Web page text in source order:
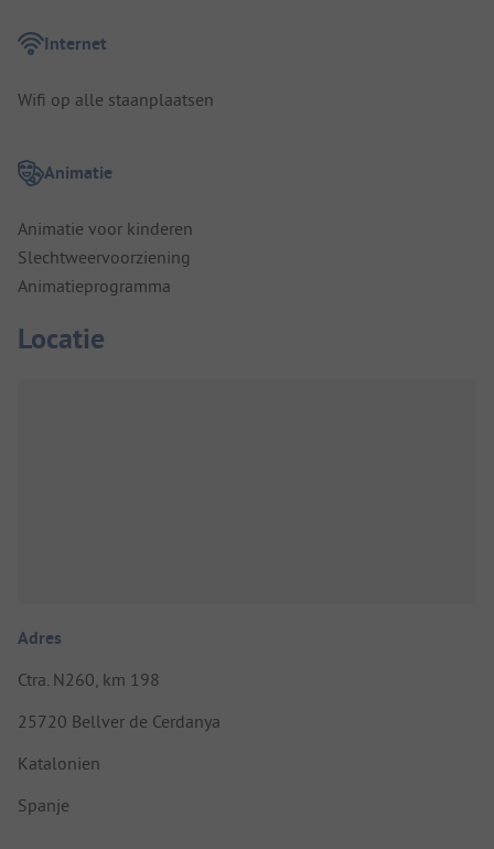
Internet
Wifi op alle staanplaatsen
Animatie
Animatie voor kinderen
Slechtweervoorziening
Animatieprogramma
Locatie
Adres
Ctra. N260, km 198
25720 Bellver de Cerdanya
Katalonien
Spanje